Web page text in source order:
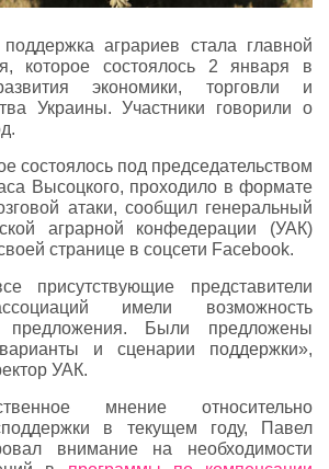
поддержка аграриев стала главной
которое состоялось 2 января в
экономики, торговли и
Украины. Участники говорили о
состоялось под председательством
Высоцкого, проходило в формате
атаки, сообщил генеральный
аграрной конфедерации (УАК)
странице в соцсети Facebook.
присутствующие представители
имели возможность
предложения. Были предложены
варианты и сценарии поддержки»,
УАК.
мнение относительно
в текущем году, Павел
внимание на необходимости